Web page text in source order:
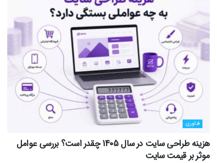
فناوری
هزینه طراحی سایت در سال 1405 چقدر است؟ بررسی عوامل
موثر بر قیمت سایت